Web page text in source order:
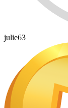
julie63